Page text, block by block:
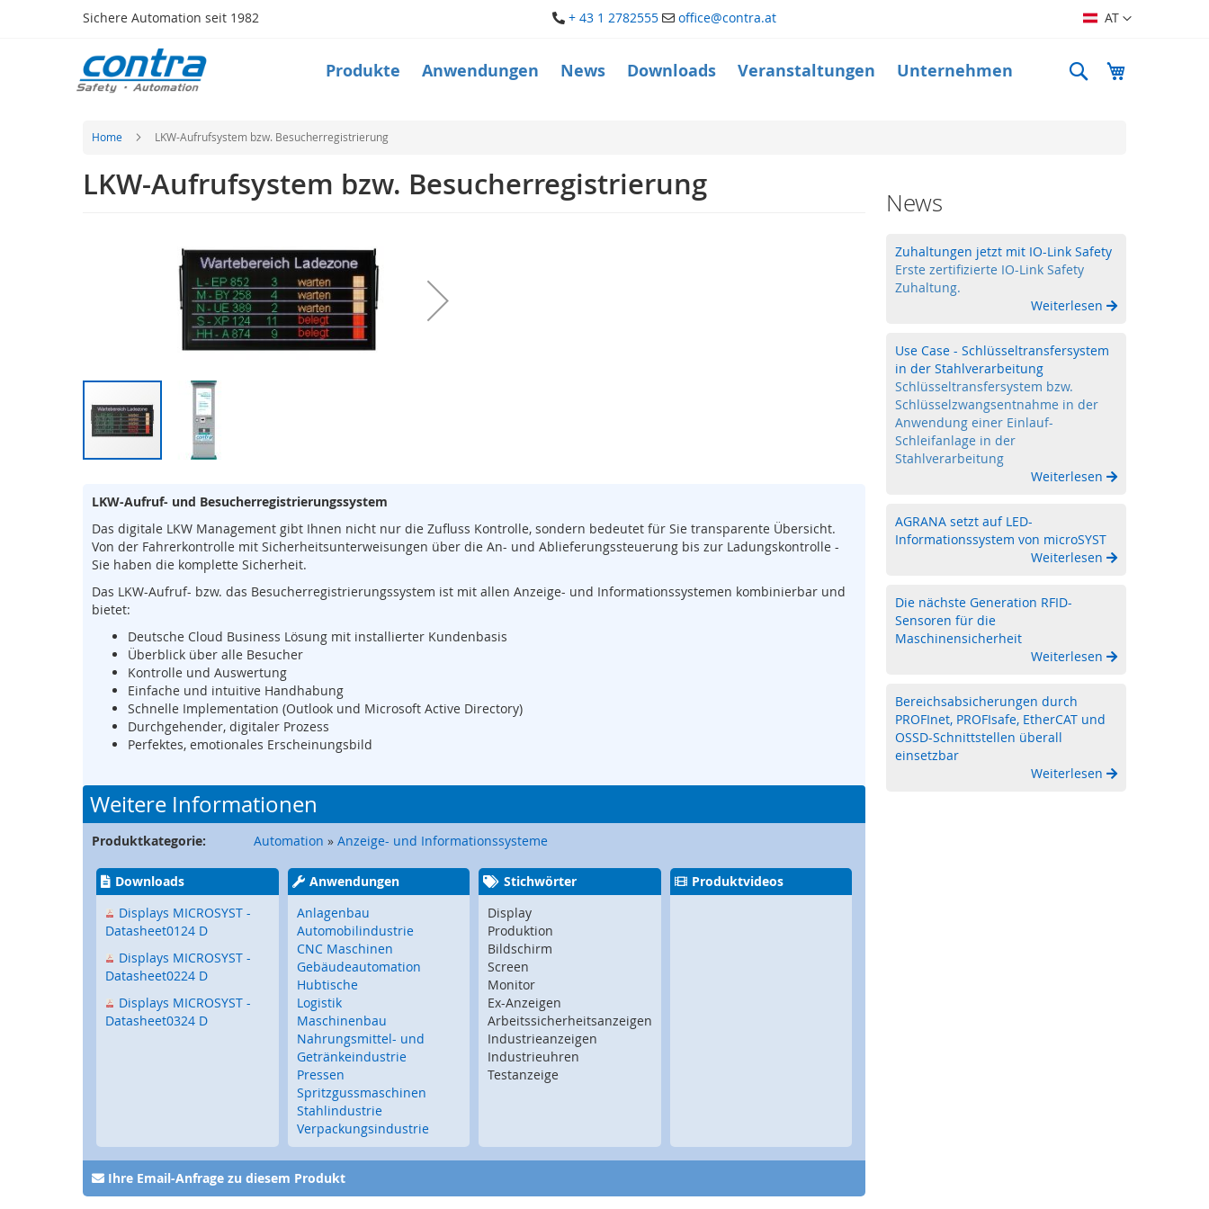
Sichere Automation seit 1982 + 43 1 2782555 office@contra.at
Direkt
Inhalt
Sprache
AT
Produkte
Safety
Sensorik
Leiste)
Verriegelung,RFID)
Schlüsseltransfersystem
Radarsystem
Sicherheits-
SPS
Sicherheitsrelais
Safety
Funkfernsteuerungen
Bedienelemente
Signalübertragungssystem
Sicherheitstorsteuerungen
Sicherheitssignalgeber
Automation
Anzeige-
Informationssysteme
Touch-
Bediengeräte
Touch
Bediengeräte
Tastaturen
Trackballs
Sensorik
Fernwartung
Torbau
für
Produkte Anwendungen News Downloads Veranstaltungen Unternehmen Suche
Home LKW-Aufrufsystem bzw. Besucherregistrierung
LKW-Aufrufsystem bzw. Besucherregistrierung
der
Bildergalerie
springen
LKW-Aufruf- und Besucherregistrierungssystem
Das digitale LKW Management gibt Ihnen nicht nur die Zufluss Kontrolle, sondern bedeutet für Sie transparente Übersicht.
Von der Fahrerkontrolle mit Sicherheitsunterweisungen über die An- und Ablieferungssteuerung bis zur Ladungskontrolle -
Sie haben die komplette Sicherheit.
Das LKW-Aufruf- bzw. das Besucherregistrierungssystem ist mit allen Anzeige- und Informationssystemen kombinierbar und
bietet:
Deutsche Cloud Business Lösung mit installierter Kundenbasis
Überblick über alle Besucher
Kontrolle und Auswertung
Einfache und intuitive Handhabung
Schnelle Implementation (Outlook und Microsoft Active Directory)
Durchgehender, digitaler Prozess
Perfektes, emotionales Erscheinungsbild
Weitere Informationen
Produktkategorie: Automation » Anzeige- und Informationssysteme
Downloads
Displays MICROSYST -
Datasheet0124 D
Displays MICROSYST -
Datasheet0224 D
Displays MICROSYST -
Datasheet0324 D
Anwendungen
Anlagenbau
Automobilindustrie
CNC Maschinen
Gebäudeautomation
Hubtische
Logistik
Maschinenbau
Nahrungsmittel- und
Getränkeindustrie
Pressen
Spritzgussmaschinen
Stahlindustrie
Verpackungsindustrie
Stichwörter
Display
Produktion
Bildschirm
Screen
Monitor
Ex-Anzeigen
Arbeitssicherheitsanzeigen
Industrieanzeigen
Industrieuhren
Testanzeige
Produktvideos
Ihre Email-Anfrage zu diesem Produkt
News
Zuhaltungen jetzt mit IO-Link Safety
Erste zertifizierte IO-Link Safety
Zuhaltung.
Weiterlesen
Use Case - Schlüsseltransfersystem
in der Stahlverarbeitung
Schlüsseltransfersystem bzw.
Schlüsselzwangsentnahme in der
Anwendung einer Einlauf-
Schleifanlage in der
Stahlverarbeitung
Weiterlesen
AGRANA setzt auf LED-
Informationssystem von microSYST
Weiterlesen
Die nächste Generation RFID-
Sensoren für die
Maschinensicherheit
Weiterlesen
Bereichsabsicherungen durch
PROFInet, PROFIsafe, EtherCAT und
OSSD-Schnittstellen überall
einsetzbar
Weiterlesen